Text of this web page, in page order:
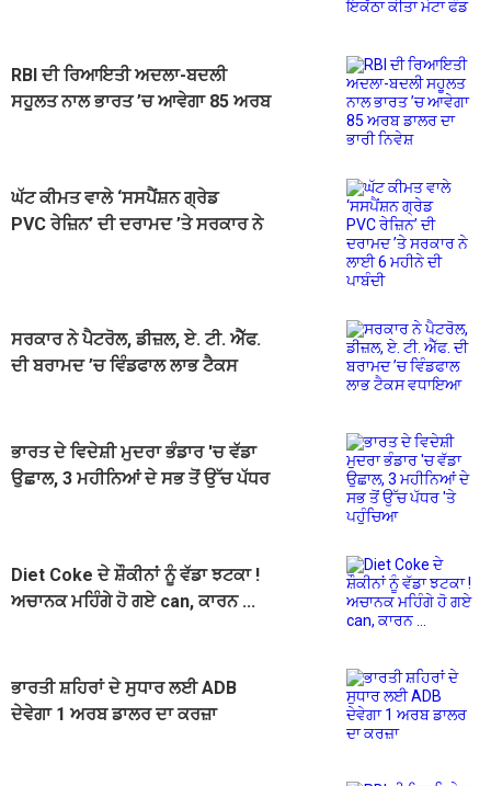
RBI ਦੀ ਰਿਆਇਤੀ ਅਦਲਾ-ਬਦਲੀ
ਸਹੂਲਤ ਨਾਲ ਭਾਰਤ ’ਚ ਆਵੇਗਾ 85 ਅਰਬ
ਘੱਟ ਕੀਮਤ ਵਾਲੇ ‘ਸਸਪੈਂਸ਼ਨ ਗ੍ਰੇਡ
PVC ਰੇਜ਼ਿਨ’ ਦੀ ਦਰਾਮਦ ’ਤੇ ਸਰਕਾਰ ਨੇ
ਸਰਕਾਰ ਨੇ ਪੈਟਰੋਲ, ਡੀਜ਼ਲ, ਏ. ਟੀ. ਐੱਫ.
ਦੀ ਬਰਾਮਦ ’ਚ ਵਿੰਡਫਾਲ ਲਾਭ ਟੈਕਸ
ਭਾਰਤ ਦੇ ਵਿਦੇਸ਼ੀ ਮੁਦਰਾ ਭੰਡਾਰ 'ਚ ਵੱਡਾ
ਉਛਾਲ, 3 ਮਹੀਨਿਆਂ ਦੇ ਸਭ ਤੋਂ ਉੱਚ ਪੱਧਰ
Diet Coke ਦੇ ਸ਼ੌਕੀਨਾਂ ਨੂੰ ਵੱਡਾ ਝਟਕਾ !
ਅਚਾਨਕ ਮਹਿੰਗੇ ਹੋ ਗਏ can, ਕਾਰਨ ...
ਭਾਰਤੀ ਸ਼ਹਿਰਾਂ ਦੇ ਸੁਧਾਰ ਲਈ ADB
ਦੇਵੇਗਾ 1 ਅਰਬ ਡਾਲਰ ਦਾ ਕਰਜ਼ਾ